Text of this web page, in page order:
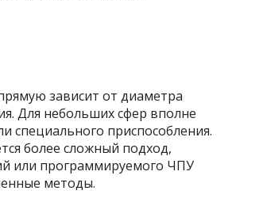
зависит от диаметра
Для небольших сфер вполне
специального приспособления.
более сложный подход,
или программируемого ЧПУ
методы.